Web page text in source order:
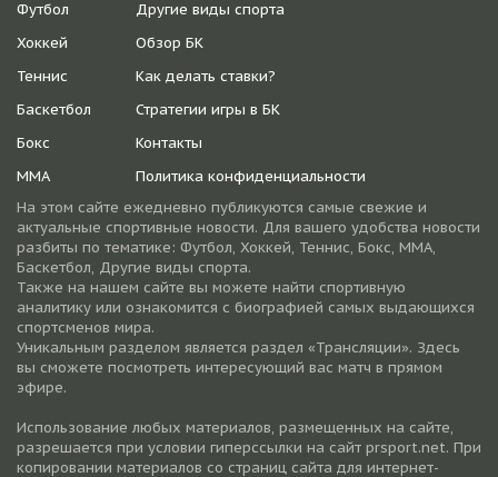
Футбол
Хоккей
Теннис
Баскетбол
Бокс
ММА
Другие виды спорта
Обзор БК
Как делать ставки?
Стратегии игры в БК
Контакты
Политика конфиденциальности
На этом сайте ежедневно публикуются самые свежие и
актуальные спортивные новости. Для вашего удобства новости
разбиты по тематике: Футбол, Хоккей, Теннис, Бокс, ММА,
Баскетбол, Другие виды спорта.
Также на нашем сайте вы можете найти спортивную
аналитику или ознакомится с биографией самых выдающихся
спортсменов мира.
Уникальным разделом является раздел «Трансляции». Здесь
вы сможете посмотреть интересующий вас матч в прямом
эфире.
Использование любых материалов, размещенных на сайте,
разрешается при условии гиперссылки на cайт prsport.net. При
копировании материалов со страниц сайта для интернет-